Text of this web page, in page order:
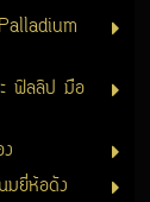
ฟิลลิป มือ
มยี่ห้อดัง